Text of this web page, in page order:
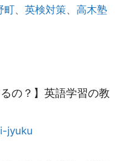
町、 英検対策、 高木塾
の？】英語学習の教
jyuku